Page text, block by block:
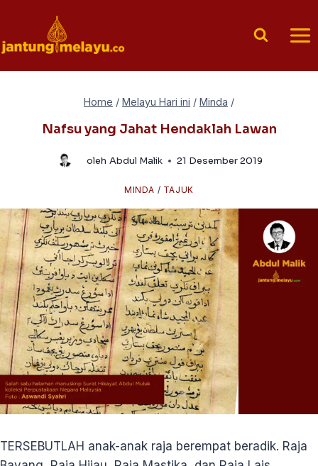
content
Home / Melayu Hari ini / Minda /
Nafsu yang Jahat Hendaklah Lawan
oleh Abdul Malik 21 Desember 2019
MINDA / TAJUK
TERSEBUTLAH anak-anak raja berempat beradik. Raja